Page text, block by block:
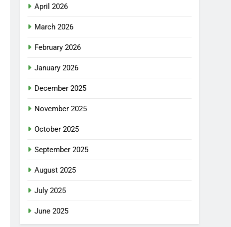
April 2026
March 2026
February 2026
January 2026
December 2025
November 2025
October 2025
September 2025
August 2025
July 2025
June 2025